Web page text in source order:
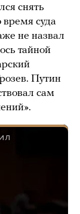
снять
время суда
не назвал
тайной
Путин
сам